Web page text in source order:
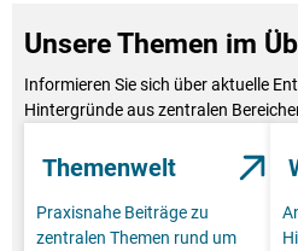
Unsere Themen im
Informieren Sie sich über aktuelle
Hintergründe aus zentralen
Themenwelt
Praxisnahe Beiträge zu
zentralen Themen rund um